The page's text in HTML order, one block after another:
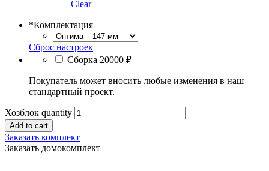
Clear
*Комплектация
Сброс настроек
Сборка 20000 ₽
Покупатель может вносить любые изменения в наш
стандартный проект.
Хозблок quantity
Add to cart
Заказать комплект
Заказать домокомплект